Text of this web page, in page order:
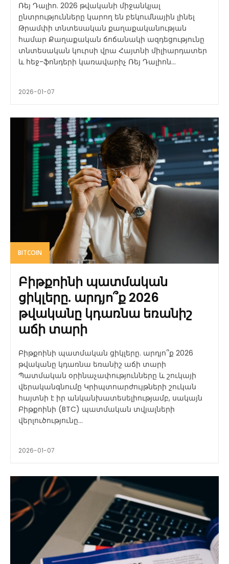
Ռեյ Դալիո. 2026 թվականի միջանկյալ
ընտրությունները կարող են բեկումնային լինել
Թրամփի տնտեսական քաղաքականության
համար Քաղաքական ճոճանակի ազդեցությունը
տնտեսական կուրսի վրա Հայտնի միլիարդատեր
և հեջ-ֆոնդերի կառավարիչ Ռեյ Դալիոն...
2026-01-07
BITCOIN
Բիթքոինի պատմական
ցիկլերը. արդյո՞ք 2026
թվականը կդառնա եռանիշ
աճի տարի
Բիթքոինի պատմական ցիկլերը. արդյո՞ք 2026
թվականը կդառնա եռանիշ աճի տարի
Պատմական օրինաչափությունները և շուկայի
վերականգնումը Կրիպտոարժույթների շուկան
հայտնի է իր անկանխատեսելիությամբ, սակայն
Բիթքոինի (BTC) պատմական տվյալների
վերլուծությունը...
2026-01-07